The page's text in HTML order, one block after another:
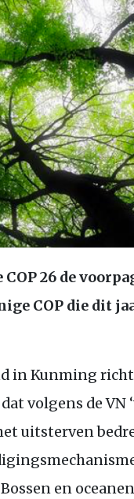
COP26 de
COP die dit
in Kunming
volgens deVN
uitsterven
en